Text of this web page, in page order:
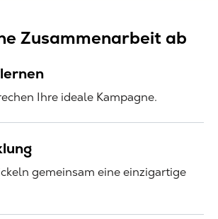
Zusammenarbeit ab
Ihre ideale Kampagne.
gemeinsam eine einzigartige